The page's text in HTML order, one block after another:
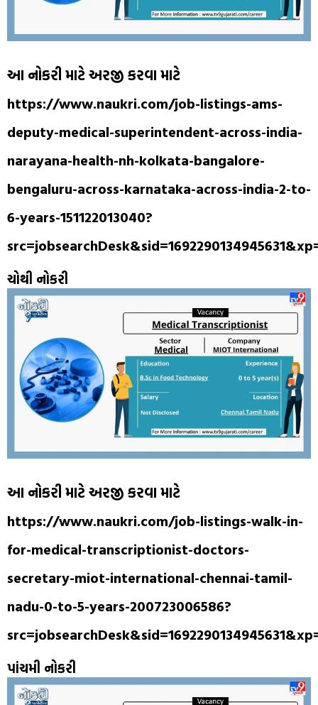
આ નોકરી માટે અરજી કરવા માટે
https://www.naukri.com/job-listings-ams-
deputy-medical-superintendent-across-india-
narayana-health-nh-kolkata-bangalore-
bengaluru-across-karnataka-across-india-2-to-
6-years-151122013040?
ચોથી નોકરી
આ નોકરી માટે અરજી કરવા માટે
https://www.naukri.com/job-listings-walk-in-
for-medical-transcriptionist-doctors-
secretary-miot-international-chennai-tamil-
nadu-0-to-5-years-200723006586?
પાંચમી નોકરી